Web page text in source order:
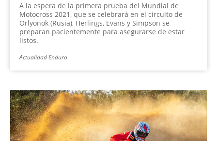
A la espera de la primera prueba del Mundial de
Motocross 2021, que se celebrará en el circuito de
Orlyonok (Rusia), Herlings, Evans y Simpson se
preparan pacientemente para asegurarse de estar
listos.
Actualidad Enduro